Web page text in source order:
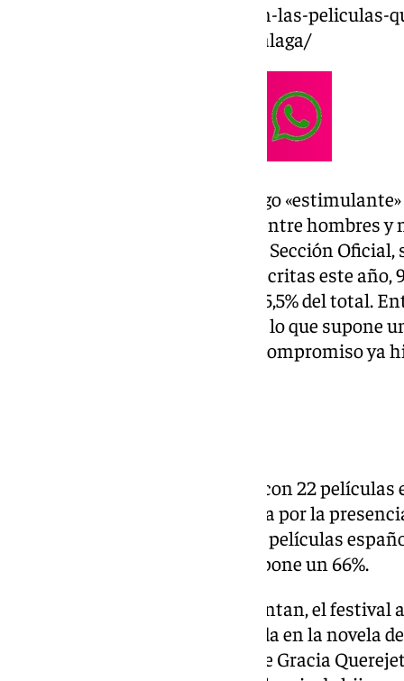
https://www.101tv.es/estas-son-las-
de-oro-en-el-28o-festival-de-malaga/
Vigar calificó esta cifra como algo
festival en el que haya paridad entre hombres
embargo, no solo se refleja en la Sección
global. De las 2.745 películas inscritas este
mujeres, lo que representa un 35,5% del total.
llevan la firma de una directora, lo que supone
proporcionalidad y, con ello, el compromiso ya
La Sección Oficial, que contará con 22
siete latinoamericanas), destaca por la
producción. De hecho, entre las películas
dirigidas por mujeres, lo que supone un 66%.
Entre las películas que se presentan, el festival
buena letra’, de Celia Rico, basada en la novela
posguerra, y ‘La buena suerte’, de Gracia